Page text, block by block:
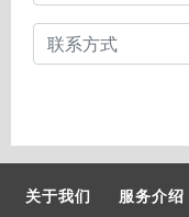
关于我们 服务介绍